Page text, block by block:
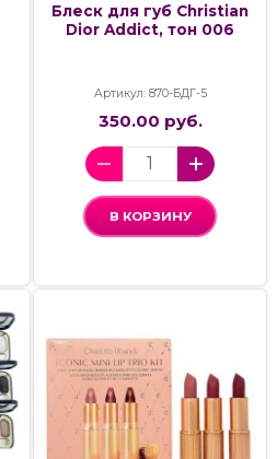
Блеск для губ Christian
Dior Addict, тон 006
Артикул: 870-БДГ-5
350.00 руб.
В КОРЗИНУ